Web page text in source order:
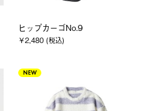
ヒップカーゴNo.9
￥2,480 (税込)
NEW